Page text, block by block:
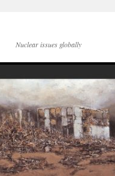
Nuclear issues globally